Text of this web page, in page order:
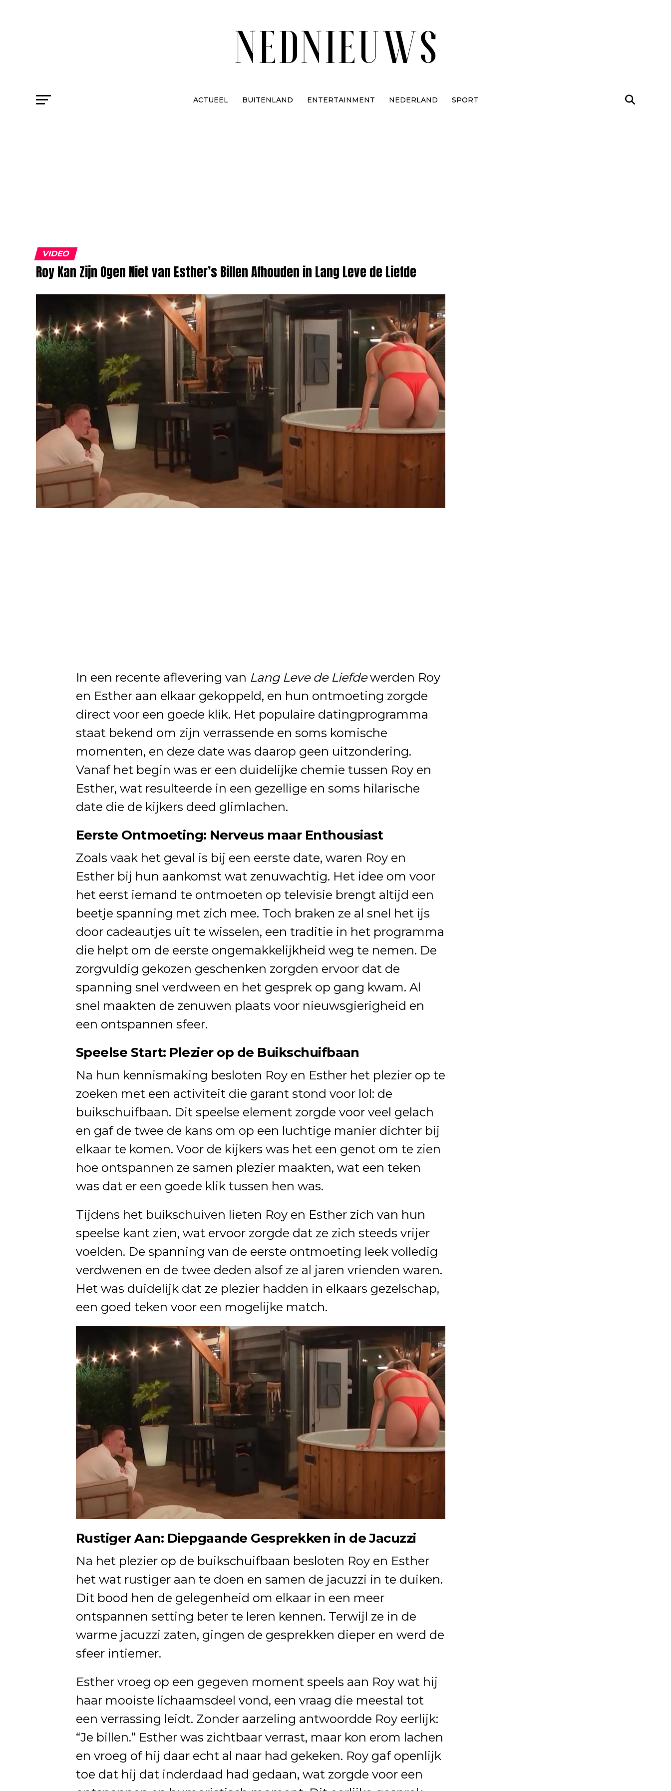
ACTUEEL BUITENLAND ENTERTAINMENT NEDERLAND SPORT
VIDEO
Roy Kan Zijn Ogen Niet van Esther’s Billen Afhouden in Lang Leve de Liefde
In een recente aflevering van Lang Leve de Liefdewerden Roy
en Esther aan elkaar gekoppeld, en hun ontmoeting zorgde
direct voor een goede klik. Het populaire datingprogramma
staat bekend om zijn verrassende en soms komische
momenten, en deze date was daarop geen uitzondering.
Vanaf het begin was er een duidelijke chemie tussen Roy en
Esther, wat resulteerde in een gezellige en soms hilarische
date die de kijkers deed glimlachen.
Eerste Ontmoeting: Nerveus maar Enthousiast
Zoals vaak het geval is bij een eerste date, waren Roy en
Esther bij hun aankomst wat zenuwachtig. Het idee om voor
het eerst iemand te ontmoeten op televisie brengt altijd een
beetje spanning met zich mee. Toch braken ze al snel het ijs
door cadeautjes uit te wisselen, een traditie in het programma
die helpt om de eerste ongemakkelijkheid weg te nemen. De
zorgvuldig gekozen geschenken zorgden ervoor dat de
spanning snel verdween en het gesprek op gang kwam. Al
snel maakten de zenuwen plaats voor nieuwsgierigheid en
een ontspannen sfeer.
Speelse Start: Plezier op de Buikschuifbaan
Na hun kennismaking besloten Roy en Esther het plezier op te
zoeken met een activiteit die garant stond voor lol: de
buikschuifbaan. Dit speelse element zorgde voor veel gelach
en gaf de twee de kans om op een luchtige manier dichter bij
elkaar te komen. Voor de kijkers was het een genot om te zien
hoe ontspannen ze samen plezier maakten, wat een teken
was dat er een goede klik tussen hen was.
Tijdens het buikschuiven lieten Roy en Esther zich van hun
speelse kant zien, wat ervoor zorgde dat ze zich steeds vrijer
voelden. De spanning van de eerste ontmoeting leek volledig
verdwenen en de twee deden alsof ze al jaren vrienden waren.
Het was duidelijk dat ze plezier hadden in elkaars gezelschap,
een goed teken voor een mogelijke match.
Rustiger Aan: Diepgaande Gesprekken in de Jacuzzi
Na het plezier op de buikschuifbaan besloten Roy en Esther
het wat rustiger aan te doen en samen de jacuzzi in te duiken.
Dit bood hen de gelegenheid om elkaar in een meer
ontspannen setting beter te leren kennen. Terwijl ze in de
warme jacuzzi zaten, gingen de gesprekken dieper en werd de
sfeer intiemer.
Esther vroeg op een gegeven moment speels aan Roy wat hij
haar mooiste lichaamsdeel vond, een vraag die meestal tot
een verrassing leidt. Zonder aarzeling antwoordde Roy eerlijk:
“Je billen.” Esther was zichtbaar verrast, maar kon erom lachen
en vroeg of hij daar echt al naar had gekeken. Roy gaf openlijk
toe dat hij dat inderdaad had gedaan, wat zorgde voor een